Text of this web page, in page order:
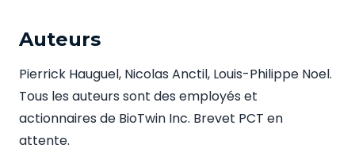
Auteurs
Pierrick Hauguel, Nicolas Anctil, Louis-Philippe Noel.
Tous les auteurs sont des employés et
actionnaires de BioTwin Inc. Brevet PCT en
attente.